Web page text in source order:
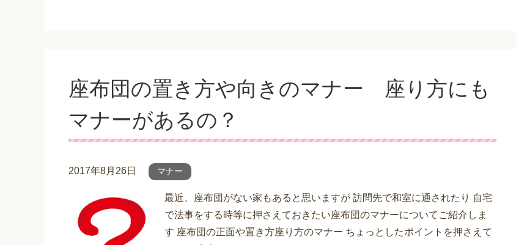
座布団の置き方や向きのマナー 座り方にも
マナーがあるの？
2017年8月26日 マナー
最近、座布団がない家もあると思いますが 訪問先で和室に通されたり 自宅
で法事をする時等に押さえておきたい座布団のマナーについてご紹介しま
す 座布団の正面や置き方座り方のマナー ちょっとしたポイントを押さえて